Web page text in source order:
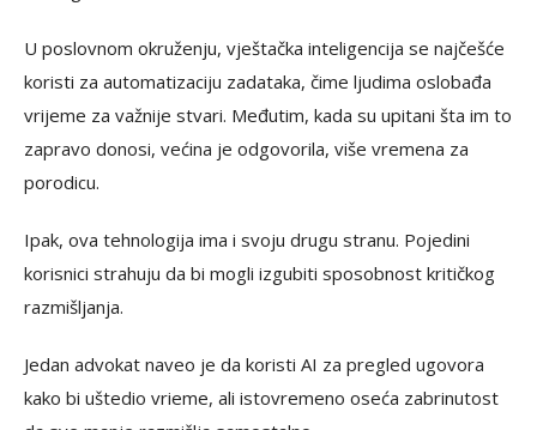
U poslovnom okruženju, vještačka inteligencija se najčešće
koristi za automatizaciju zadataka, čime ljudima oslobađa
vrijeme za važnije stvari. Međutim, kada su upitani šta im to
zapravo donosi, većina je odgovorila, više vremena za
porodicu.
Ipak, ova tehnologija ima i svoju drugu stranu. Pojedini
korisnici strahuju da bi mogli izgubiti sposobnost kritičkog
razmišljanja.
Jedan advokat naveo je da koristi AI za pregled ugovora
kako bi uštedio vrieme, ali istovremeno oseća zabrinutost